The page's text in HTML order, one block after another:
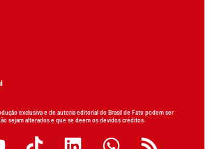
exclusiva e de autoria editorial do Brasil de Fato podem ser
sejam alterados e que se deem os devidos créditos.